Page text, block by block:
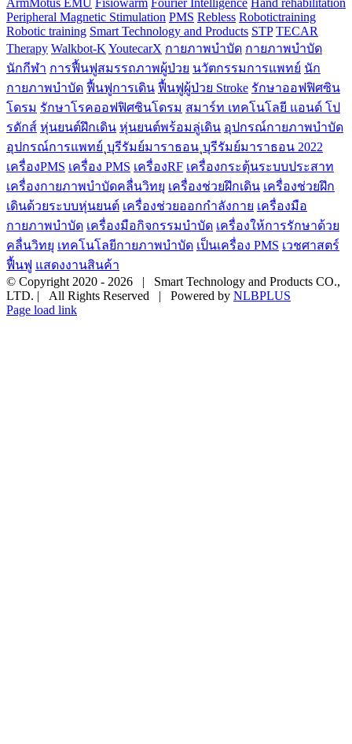
Peripheral Magnetic Stimulation PMS Rebless Robotictraining
Robotic training Smart Technology and Products STP TECAR
Therapy Walkbot-K YoutecarX กายภาพบำบัด กายภาพบำบัด
นักกีฬา การฟื้นฟูสมรรถภาพผู้ป่วย นวัตกรรมการแพทย์ นัก
กายภาพบำบัด ฟื้นฟูการเดิน ฟื้นฟูผู้ป่วย Stroke รักษาออฟฟิศซิน
โดรม รักษาโรคออฟฟิศซินโดรม สมาร์ท เทคโนโลยี แอนด์ โป
รดักส์ หุ่นยนต์ฝึกเดิน หุ่นยนต์พร้อมลู่เดิน อุปกรณ์กายภาพบำบัด
อุปกรณ์การแพทย์ ุบุรีรัมย์มาราธอน ุบุรีรัมย์มาราธอน 2022
เครื่องPMS เครื่อง PMS เครื่องRF เครื่องกระตุ้นระบบประสาท
เครื่องกายภาพบำบัดคลื่นวิทยุ เครื่องช่วยฝึกเดิน เครื่องช่วยฝึก
เดินด้วยระบบหุ่นยนต์ เครื่องช่วยออกกำลังกาย เครื่องมือ
กายภาพบำบัด เครื่องมือกิจกรรมบำบัด เครื่องให้การรักษาด้วย
คลื่นวิทยุ เทคโนโลยีกายภาพบำบัด เป็นเครื่อง PMS เวชศาสตร์
ฟื้นฟู แสดงงานสินค้า
© Copyright 2020 - 2026 | Smart Technology and Products CO.,
LTD. | All Rights Reserved | Powered by NLBPLUS
Page load link